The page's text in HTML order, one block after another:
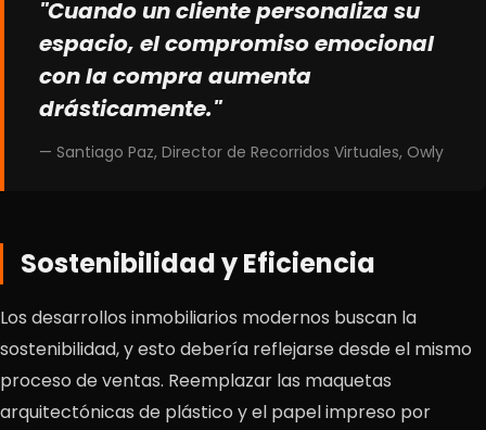
"Cuando un cliente personaliza su
espacio, el compromiso emocional
con la compra aumenta
drásticamente."
— Santiago Paz, Director de Recorridos Virtuales, Owly
Sostenibilidad y Eficiencia
Los desarrollos inmobiliarios modernos buscan la
sostenibilidad, y esto debería reflejarse desde el mismo
proceso de ventas. Reemplazar las maquetas
arquitectónicas de plástico y el papel impreso por